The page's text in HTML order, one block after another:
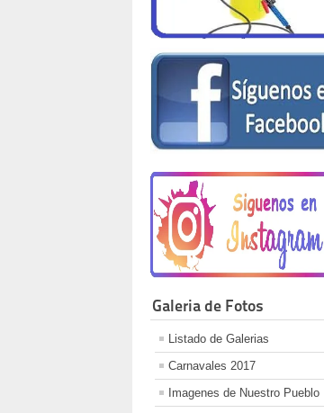
Galeria de Fotos
Listado de Galerias
Carnavales 2017
Imagenes de Nuestro Pueblo